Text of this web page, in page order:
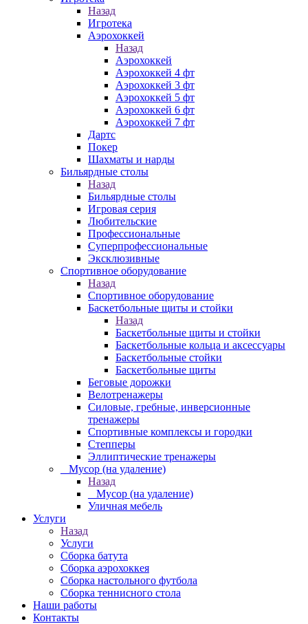
Назад
Игротека
Аэрохоккей
Назад
Аэрохоккей
Аэрохоккей 4 фт
Аэрохоккей 3 фт
Аэрохоккей 5 фт
Аэрохоккей 6 фт
Аэрохоккей 7 фт
Дартс
Покер
Шахматы и нарды
Бильярдные столы
Назад
Бильярдные столы
Игровая серия
Любительские
Профессиональные
Суперпрофессиональные
Эксклюзивные
Спортивное оборудование
Назад
Спортивное оборудование
Баскетбольные щиты и стойки
Назад
Баскетбольные щиты и стойки
Баскетбольные кольца и аксессуары
Баскетбольные стойки
Баскетбольные щиты
Беговые дорожки
Велотренажеры
Силовые, гребные, инверсионные
тренажеры
Спортивные комплексы и городки
Степперы
Эллиптические тренажеры
_ Мусор (на удаление)
Назад
_ Мусор (на удаление)
Уличная мебель
Услуги
Назад
Услуги
Сборка батута
Сборка аэрохоккея
Сборка настольного футбола
Сборка теннисного стола
Наши работы
Контакты